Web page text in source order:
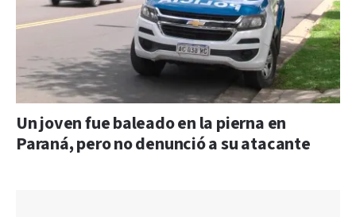
Un joven fue baleado en la pierna en
Paraná, pero no denunció a su atacante